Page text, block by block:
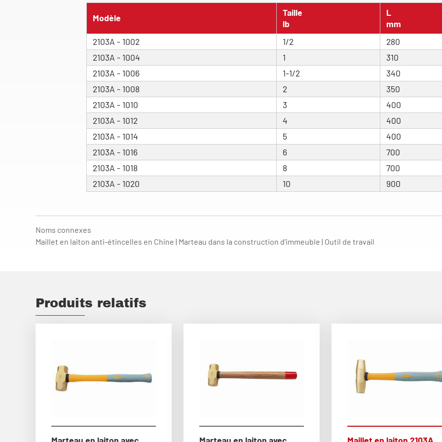
Modèle
Taille
lb
L
mm
2103A - 1002
1/2
280
2103A - 1004
1
310
2103A - 1006
1-1/2
340
2103A - 1008
2
350
2103A - 1010
3
400
2103A - 1012
4
400
2103A - 1014
5
400
2103A - 1016
6
700
2103A - 1018
8
700
2103A - 1020
10 900
Noms connexes
Maillet en laiton anti-étincelles en Chine | Marteau dans la construction d'immeuble | Outil de travail
Produits relatifs